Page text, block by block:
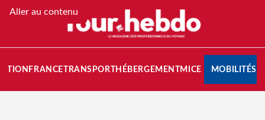
Aller au contenu
FRANCETRANSPORT HÉBERGEMENTMICE MOBILITÉS